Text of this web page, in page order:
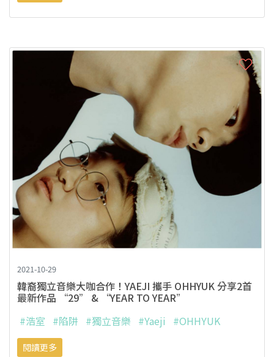
2021-10-29
韓裔獨立音樂大咖合作！YAEJI 攜手 OHHYUK 分享2首
最新作品 “29” & “YEAR TO YEAR”
#浩室 #陷阱 #獨立音樂 #Yaeji #OHHYUK
閱讀更多